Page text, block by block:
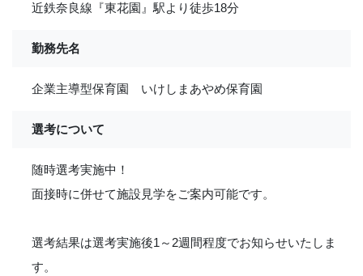
近鉄奈良線『東花園』駅より徒歩18分
勤務先名
企業主導型保育園 いけしまあやめ保育園
選考について
随時選考実施中！
面接時に併せて施設見学をご案内可能です。
選考結果は選考実施後1～2週間程度でお知らせいたしま
す。